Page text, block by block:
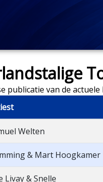
publicatie van de
Welten
& Mart Hoogkamer
Livay & Snelle